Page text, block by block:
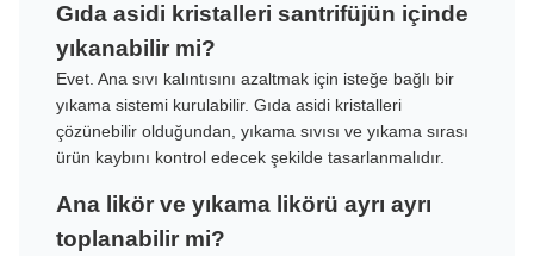
Gıda asidi kristalleri santrifüjün içinde
yıkanabilir mi?
Evet. Ana sıvı kalıntısını azaltmak için isteğe bağlı bir
yıkama sistemi kurulabilir. Gıda asidi kristalleri
çözünebilir olduğundan, yıkama sıvısı ve yıkama sırası
ürün kaybını kontrol edecek şekilde tasarlanmalıdır.
Ana likör ve yıkama likörü ayrı ayrı
toplanabilir mi?